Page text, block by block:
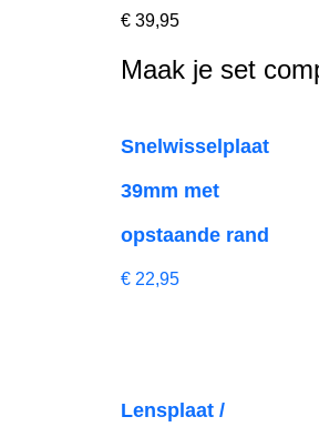
€ 39,95
Maak je set
Snelwisselplaat
39mm met
opstaande rand
€ 22,95
Lensplaat /